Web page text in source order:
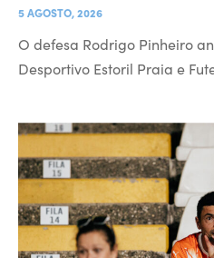
5 AGOSTO, 2026
O defesa Rodrigo Pinheiro
Desportivo Estoril Praia e